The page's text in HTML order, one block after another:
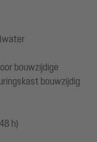
bouwzijdige
bouwzijdig
h)